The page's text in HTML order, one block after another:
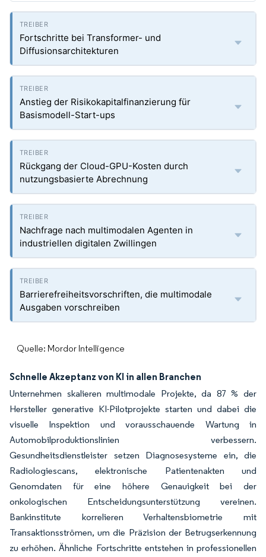
Fortschritte bei Transformer- und
Diffusionsarchitekturen
Anstieg der Risikokapitalfinanzierung für
Basismodell-Start-ups
Rückgang der Cloud-GPU-Kosten durch
nutzungsbasierte Abrechnung
Nachfrage nach multimodalen Agenten in
industriellen digitalen Zwillingen
Barrierefreiheitsvorschriften, die multimodale
Ausgaben vorschreiben
Quelle: Mordor Intelligence
Schnelle Akzeptanz von KI in allen Branchen
Unternehmen skalieren multimodale Projekte, da 87 % der
Hersteller generative KI-Pilotprojekte starten und dabei die
visuelle Inspektion und vorausschauende Wartung in
Automobilproduktionslinien verbessern.
Gesundheitsdienstleister setzen Diagnosesysteme ein, die
Radiologiescans, elektronische Patientenakten und
Genomdaten für eine höhere Genauigkeit bei der
onkologischen Entscheidungsunterstützung vereinen.
Bankinstitute korrelieren Verhaltensbiometrie mit
Transaktionsströmen, um die Präzision der Betrugserkennung
zu erhöhen. Ähnliche Fortschritte entstehen in professionellen